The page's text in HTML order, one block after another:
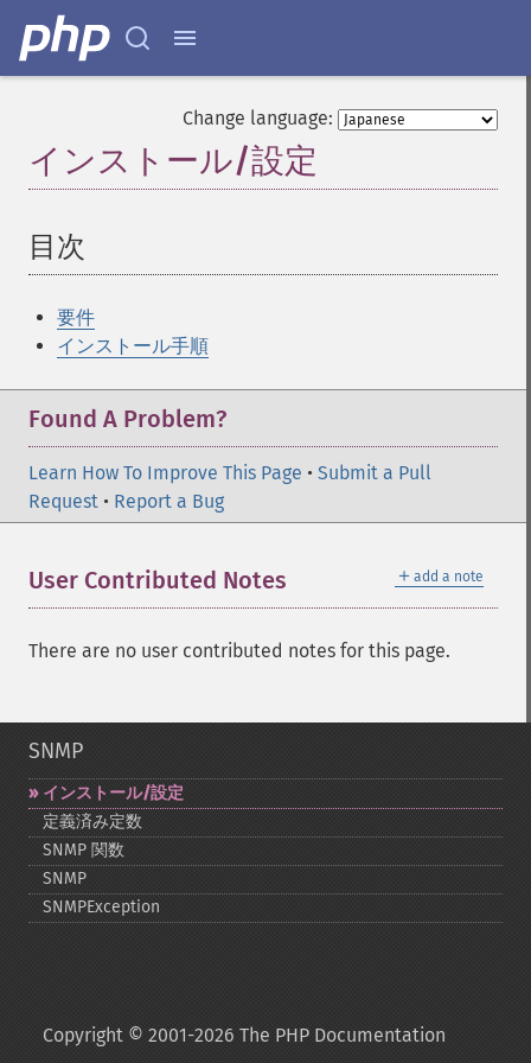
Change language:
インストール/設定
目次
要件
インストール手順
Found A Problem?
Learn How To Improve This Page • Submit a Pull
Request • Report a Bug
＋ add a note
User Contributed Notes
There are no user contributed notes for this page.
SNMP
インストール/設定
定義済み定数
SNMP 関数
SNMP
SNMPException
Copyright © 2001-2026 The PHP Documentation